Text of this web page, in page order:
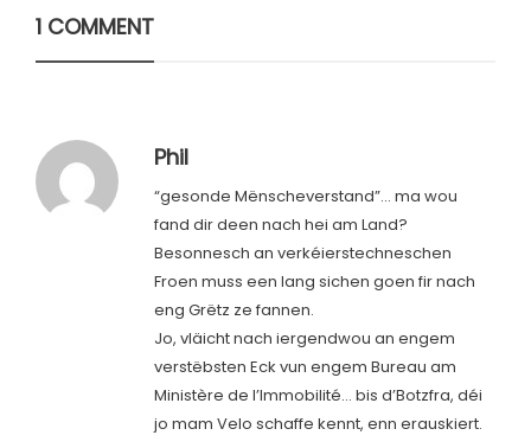
1 COMMENT
Phil
“gesonde Mënscheverstand”… ma wou
fand dir deen nach hei am Land?
Besonnesch an verkéierstechneschen
Froen muss een lang sichen goen fir nach
eng Grëtz ze fannen.
Jo, vläicht nach iergendwou an engem
verstëbsten Eck vun engem Bureau am
Ministère de l’Immobilité… bis d’Botzfra, déi
jo mam Velo schaffe kennt, enn erauskiert.